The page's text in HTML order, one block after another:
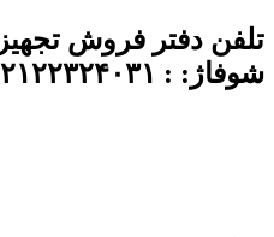
تلفن دفتر فروش
شوفاژ: : ۰۲۱۲۲۳۲۴۰۳۱